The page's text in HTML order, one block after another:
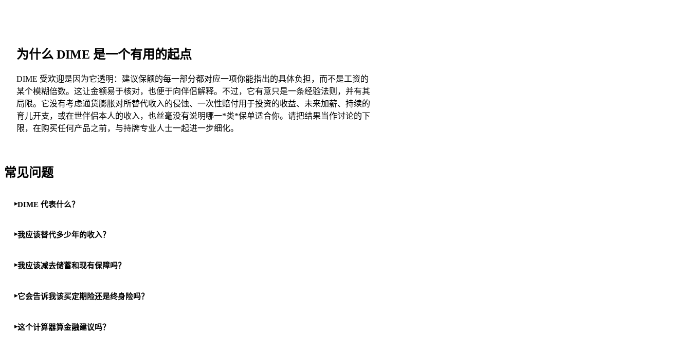
为什么 DIME 是一个有用的起点
DIME 受欢迎是因为它透明：建议保额的每一部分都对应一项你能指出的具体负担，而不是工资的
某个模糊倍数。这让金额易于核对，也便于向伴侣解释。不过，它有意只是一条经验法则，并有其
局限。它没有考虑通货膨胀对所替代收入的侵蚀、一次性赔付用于投资的收益、未来加薪、持续的
育儿开支，或在世伴侣本人的收入，也丝毫没有说明哪一*类*保单适合你。请把结果当作讨论的下
限，在购买任何产品之前，与持牌专业人士一起进一步细化。
常见问题
DIME 代表什么？
我应该替代多少年的收入？
我应该减去储蓄和现有保障吗？
它会告诉我该买定期险还是终身险吗？
这个计算器算金融建议吗？